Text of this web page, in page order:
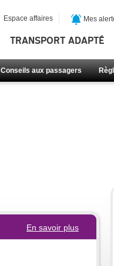
TRANSPORT ADAPTÉ
Conseils aux passagers
Espace affaires Mes
En savoir plus